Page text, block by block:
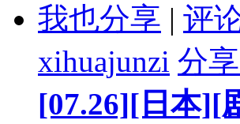
我也分享 | 评
xihuajunzi 分
[07.26][日本][